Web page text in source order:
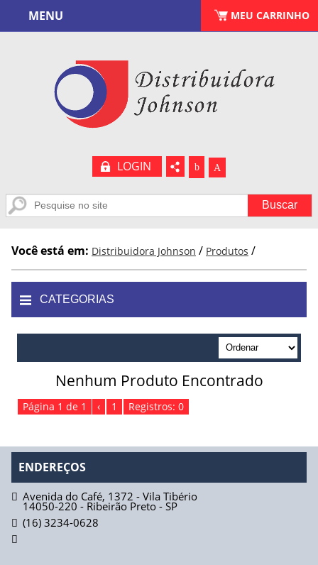
LOGIN b A
CARRINHO (0)
MENU MEU CARRINHO
Você está em: Distribuidora Johnson / Produtos /
CATEGORIAS
Absorvente Geriátrico
Absorvente Geriátrico Masculino
Absorvente Geriátrico Maxi Geriatric Biofral
Absorvente Tena Lady Extra Biofral
Absorvente Tena Lady Super Biofral
Água
Nenhum Produto Encontrado
Página 1 de 1 ‹ 1 Registros: 0
ENDEREÇOS
Avenida do Café, 1372 - Vila Tibério
14050-220 - Ribeirão Preto -SP
(16) 3234-0628